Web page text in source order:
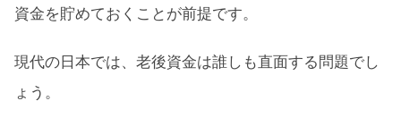
資金を貯めておくことが前提です。
現代の日本では、老後資金は誰しも直面する問題でし
ょう。